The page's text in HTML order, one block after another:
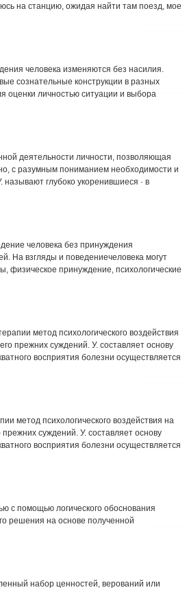
на станцию, ожидая найти там поезд, мое
человека изменяются без насилия.
сознательные конструкции в разных
оценки личностью ситуации и выбора
деятельности личности, позволяющая
с разумным пониманием необходимости и
глубоко укоренившиеся · в
человека без принуждения
На взгляды и поведениечеловека могут
физическое принуждение, психологические
метод психологического воздействия
прежних суждений. У. составляет основу
восприятия болезни осуществляется
метод психологического воздействия на
суждений. У. составляет основу
восприятия болезни осуществляется
с помощью логического обоснования
решения на основе полученной
набор ценностей, верований или